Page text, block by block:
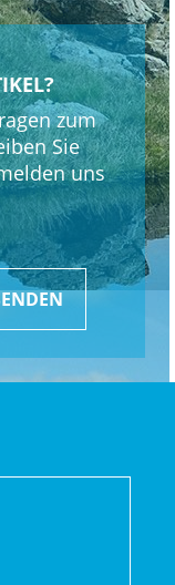
zum
Sie
uns